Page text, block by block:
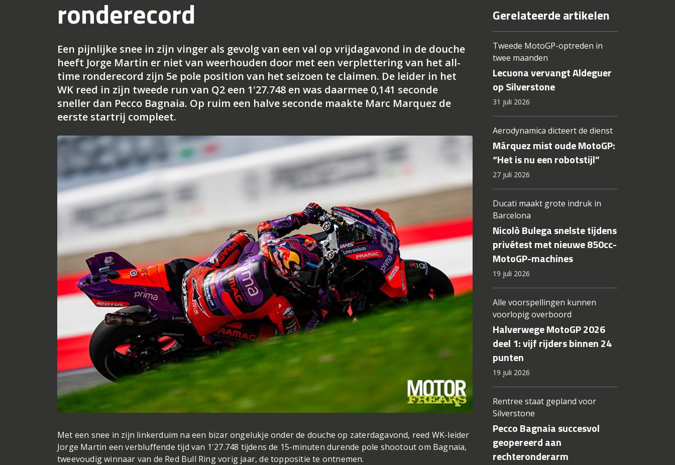
ronderecord
Een pijnlijke snee in zijn vinger als gevolg van een val op vrijdagavond in de douche
heeft Jorge Martin er niet van weerhouden door met een verplettering van het all-
time ronderecord zijn 5e pole position van het seizoen te claimen. De leider in het
WK reed in zijn tweede run van Q2 een 1'27.748 en was daarmee 0,141 seconde
sneller dan Pecco Bagnaia. Op ruim een halve seconde maakte Marc Marquez de
eerste startrij compleet.
Met een snee in zijn linkerduim na een bizar ongelukje onder de douche op zaterdagavond, reed WK-leider
Jorge Martin een verbluffende tijd van 1'27.748 tijdens de 15-minuten durende pole shootout om Bagnaia,
tweevoudig winnaar van de Red Bull Ring vorig jaar, de toppositie te ontnemen.
Gerelateerde artikelen
Tweede MotoGP-optreden in
twee maanden
Lecuona vervangt Aldeguer
op Silverstone
31 juli 2026
Aerodynamica dicteert de dienst
Márquez mist oude MotoGP:
“Het is nu een robotstijl”
27 juli 2026
Ducati maakt grote indruk in
Barcelona
Nicolò Bulega snelste tijdens
privétest met nieuwe 850cc-
MotoGP-machines
19 juli 2026
Alle voorspellingen kunnen
voorlopig overboord
Halverwege MotoGP 2026
deel 1: vijf rijders binnen 24
punten
19 juli 2026
Rentree staat gepland voor
Silverstone
Pecco Bagnaia succesvol
geopereerd aan
rechteronderarm